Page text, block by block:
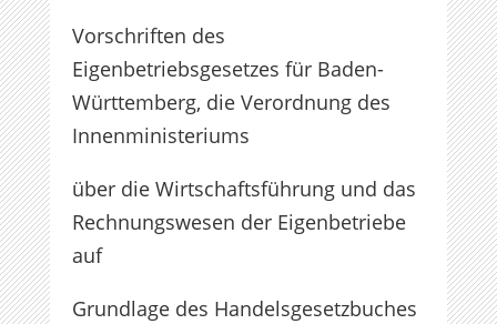
Vorschriften des
Eigenbetriebsgesetzes für Baden-
Württemberg, die Verordnung des
Innenministeriums
über die Wirtschaftsführung und das
Rechnungswesen der Eigenbetriebe
auf
Grundlage des Handelsgesetzbuches